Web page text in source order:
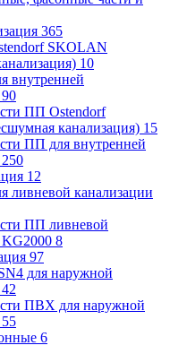
365
SKOLAN
10
внутренней
90
ПП Ostendorf
канализация) 15
ПП для внутренней
250
12
ливневой канализации
ПП ливневой
KG2000 8
97
для наружной
42
ПВХ для наружной
55
6